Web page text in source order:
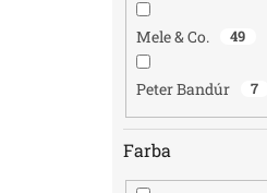
Mele & Co. 49
Peter Bandúr 7
Farba